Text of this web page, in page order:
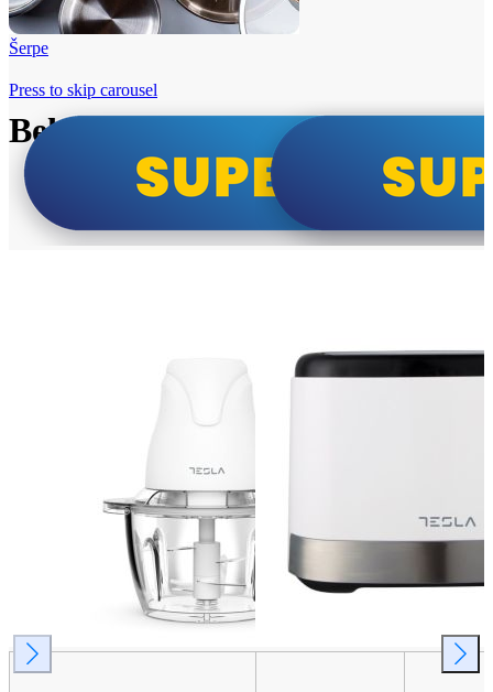
Šerpe
Beko i Tesla super cene
Press to skip carousel